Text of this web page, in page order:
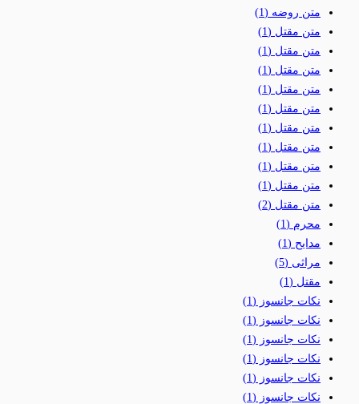
متن روضه (1)
متن مقتل (1)
متن مقتل (1)
متن مقتل (1)
متن مقتل (1)
متن مقتل (1)
متن مقتل (1)
متن مقتل (1)
متن مقتل (1)
متن مقتل (1)
متن مقتل (2)
محرم (1)
مدایح (1)
مراثی (5)
مقتل (1)
نکات جانسوز (1)
نکات جانسوز (1)
نکات جانسوز (1)
نکات جانسوز (1)
نکات جانسوز (1)
نکات جانسوز (1)